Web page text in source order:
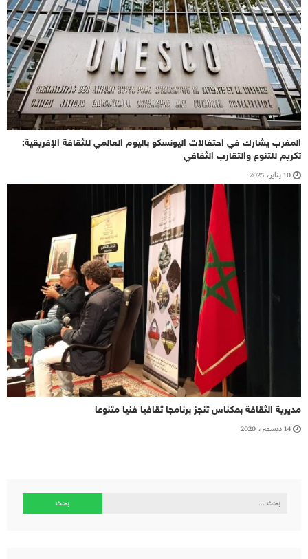
المغرب يشارك في احتفالات اليونسكو باليوم العالمي للثقافة الإفريقية:
تكريم للتنوع والتقارب الثقافي
10 يناير، 2025
مديرية الثقافة بمكناس تنجز برنامجا ثقافيا فنيا متنوعا
14 ديسمبر، 2020
البحث